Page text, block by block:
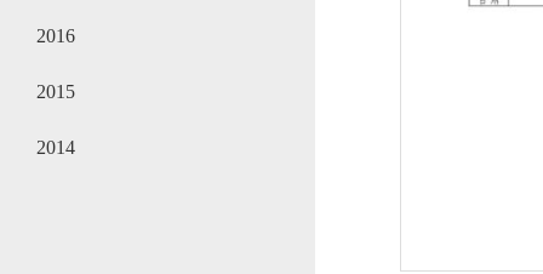
2016
2015
2014